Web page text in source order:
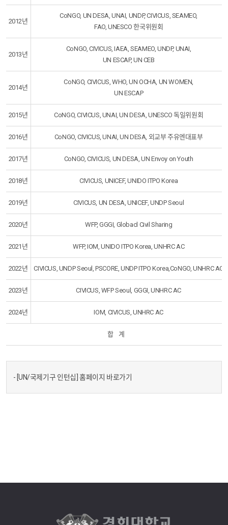
2012년
CoNGO, UN DESA, UNAI, UNDP, CIVICUS, SEAMEO,
FAO, UNESCO 한국위원회
2013년
CoNGO, CIVICUS, IAEA, SEAMEO, UNDP, UNAI,
UN ESCAP, UN CEB
2014년
CoNGO, CIVICUS, WHO, UN OCHA, UN WOMEN,
UN ESCAP
2015년 CoNGO, CIVICUS, UNAI, UN DESA, UNESCO 독일위원회
2016년 CoNGO, CIVICUS, UNAI, UN DESA, 외교부 주유엔대표부
2017년 CoNGO, CIVICUS, UN DESA, UN Envoy on Youth
2018년 CIVICUS, UNICEF, UNIDO ITPO Korea
2019년 CIVICUS, UN DESA, UNICEF, UNDP Seoul
2020년 WFP, GGGI, Globacl Civil Sharing
2021년 WFP, IOM, UNIDO ITPO Korea, UNHRC AC
2022년 CIVICUS, UNDP Seoul, PSCORE, UNDP ITPO Korea,CoNGO, UNHRC AC
2023년 CIVICUS, WFP Seoul, GGGI, UNHRC AC
2024년 IOM, CIVICUS, UNHRC AC
합 계
- [UN/국제기구 인턴십] 홈페이지 바로가기